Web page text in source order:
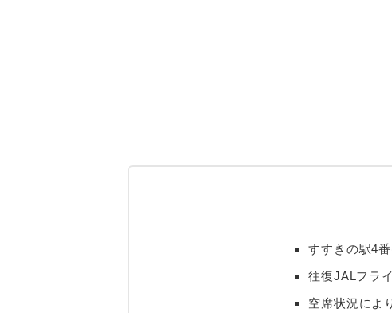
すすきの駅4
往復JALフラ
空席状況によ